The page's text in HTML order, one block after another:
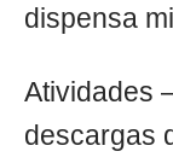
dispensa
Atividades
descargas